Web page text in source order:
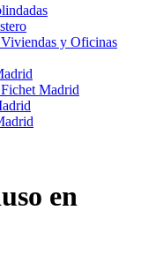
y Oficinas
Madrid
en